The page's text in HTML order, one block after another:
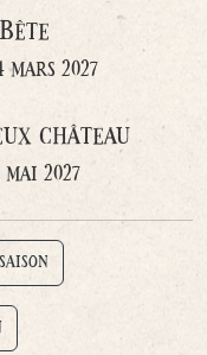
2027
château
2027